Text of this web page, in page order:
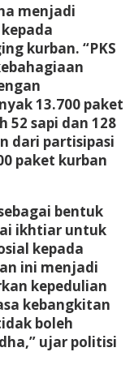
menjadi
kurban. “PKS
13.700 paket
52 sapi dan 128
dari partisipasi
paket kurban
bentuk
ikhtiar untuk
kepada
ini menjadi
kepedulian
kebangkitan
boleh
ujar politisi